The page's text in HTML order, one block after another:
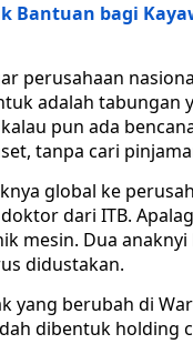
Bantuan bagi
perusahaan
adalah tabungan
pun ada
tanpa cari
global ke
dari ITB.
mesin. Dua
didustakan.
yang berubah di
dibentuk holding